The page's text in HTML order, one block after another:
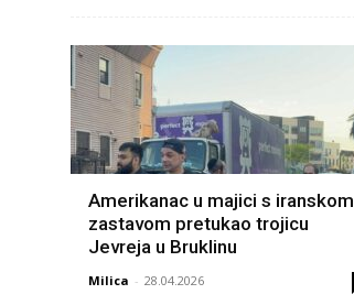
Amerikanac u majici s iranskom
zastavom pretukao trojicu
Jevreja u Bruklinu
Milica - 28.04.2026